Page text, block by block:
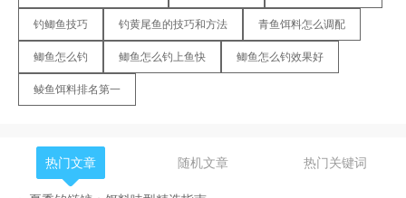
钓鲫鱼技巧 钓黄尾鱼的技巧和方法 青鱼饵料怎么调配
鲫鱼怎么钓 鲫鱼怎么钓上鱼快 鲫鱼怎么钓效果好
鲮鱼饵料排名第一
热门文章 随机文章 热门关键词